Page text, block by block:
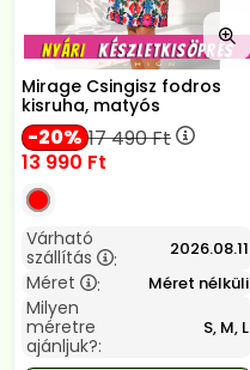
Mirage Csingisz fodros
kisruha, matyós
20 17 490Ft
13 990 Ft
Várható
szállítás
: 2026.08.11
Méret : Méret nélküli
Milyen
méretre
ajánljuk?:
S, M, L